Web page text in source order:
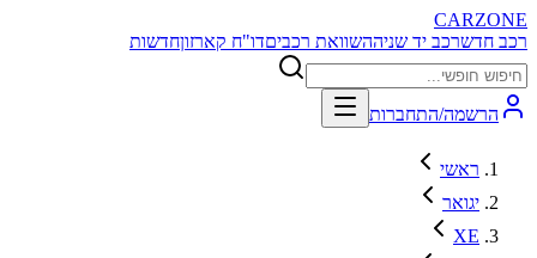
CARZONE
רכב חדשרכב יד שניההשוואת רכביםדו"ח קארזוןחדשות
הרשמה/התחברות
ראשי
יגואר
XE